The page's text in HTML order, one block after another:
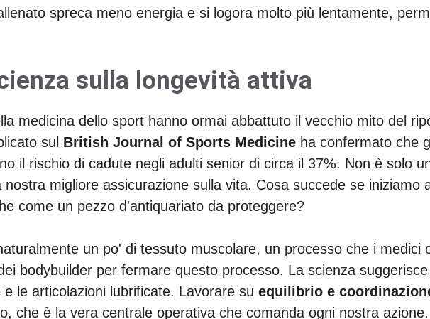
spreca meno energia e si logora molto più lentamente,
sulla longevità attiva
medicina dello sport hanno ormai abbattuto il vecchio mito del
sul British Journal of Sports Medicine ha confermato che
il rischio di cadute negli adulti senior di circa il 37%. Non è solo
migliore assicurazione sulla vita. Cosa succede se iniziamo
come un pezzo d'antiquariato da proteggere?
un po' di tessuto muscolare, un processo che i medici
bodybuilder per fermare questo processo. La scienza
le articolazioni lubrificate. Lavorare su equilibrio e
che è la vera centrale operativa che comanda ogni nostra azione.